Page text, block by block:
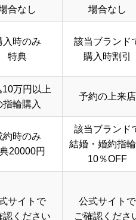
合なし
場合なし
入時のみ
特典
該当ブランド
購入時割引
10万円以上
指輪購入
予約の上来店
約時のみ
20000円
該当ブランド
結婚・婚約指
10％OFF
サイトで
認ください
公式サイトで
ご確認くださ